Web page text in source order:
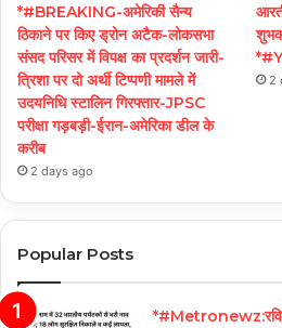
*#BREAKING-अमेरिकी सैन्य
ठिकाने पर किए ड्रोन अटैक-लोकसभा
संसद परिसर में विपक्ष का प्रदर्शन जारी-
त्रिशा पर दो अर्थी टिप्पणी मामले में
उदयनिधि स्टालिन गिरफ्तार-JPSC
परीक्षा गड़बड़ी-ईरान-अमेरिका डील के
करीब
2 days ago
2
Popular Posts